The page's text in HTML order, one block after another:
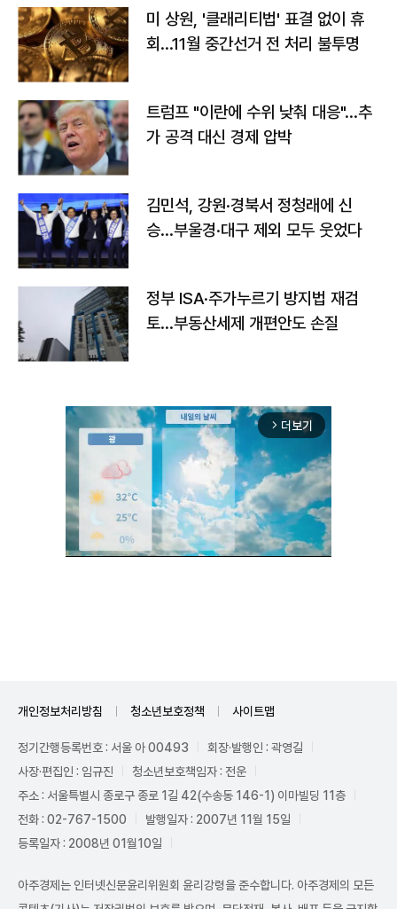
미 상원, '클래리티법' 표결 없이 휴
회…11월 중간선거 전 처리 불투명
트럼프 "이란에 수위 낮춰 대응"…추
가 공격 대신 경제 압박
김민석, 강원·경북서 정청래에 신
승…부울경·대구 제외 모두 웃었다
정부 ISA·주가누르기 방지법 재검
토…부동산세제 개편안도 손질
arrow_forward_ios 더보기
개인정보처리방침 청소년보호정책 사이트맵
정기간행등록번호 : 서울 아 00493
회장·발행인 : 곽영길
사장·편집인 : 임규진
청소년보호책임자 : 전운
주소 : 서울특별시 종로구 종로 1길 42(수송동 146-1) 이마빌딩 11층
전화 : 02-767-1500
발행일자 : 2007년 11월 15일
등록일자 : 2008년 01월10일
아주경제는 인터넷신문윤리위원회 윤리강령을 준수합니다. 아주경제의 모든